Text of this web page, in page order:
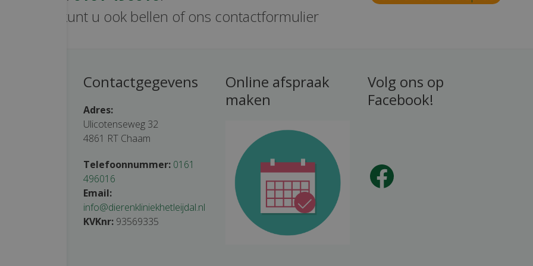
vragen kunt u ook bellen of ons contactformulier
Contactgegevens
Adres:
Ulicotenseweg 32
4861 RT Chaam
Telefoonnummer: 0161
496016
Email:
info@dierenkliniekhetleijdal.nl
KVKnr: 93569335
Online afspraak
maken
Volg ons op
Facebook!
Facebook